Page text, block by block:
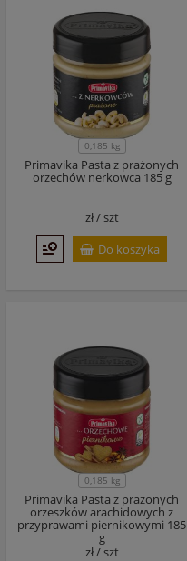
0,185 kg
Primavika Pasta z prażonych
orzechów nerkowca 185 g
zł /szt
Do koszyka
0,185 kg
Primavika Pasta z prażonych
orzeszków arachidowych z
przyprawami piernikowymi 185
g
zł /szt